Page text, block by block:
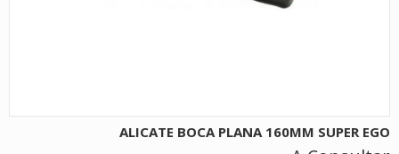
ALICATE BOCA PLANA 160MM SUPER EGO